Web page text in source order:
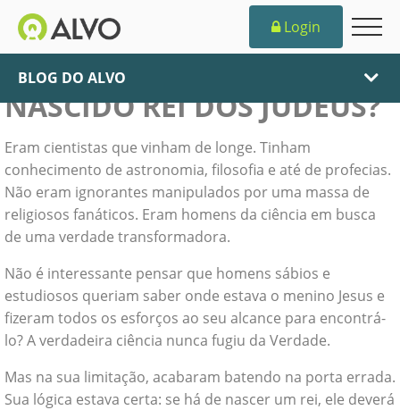
Login
BLOG DO ALVO
ONDE ESTÁ O RECÉM-
NASCIDO REI DOS JUDEUS?
Eram cientistas que vinham de longe. Tinham
conhecimento de astronomia, filosofia e até de profecias.
Não eram ignorantes manipulados por uma massa de
religiosos fanáticos. Eram homens da ciência em busca
de uma verdade transformadora.
Não é interessante pensar que homens sábios e
estudiosos queriam saber onde estava o menino Jesus e
fizeram todos os esforços ao seu alcance para encontrá-
lo? A verdadeira ciência nunca fugiu da Verdade.
Mas na sua limitação, acabaram batendo na porta errada.
Sua lógica estava certa: se há de nascer um rei, ele deverá